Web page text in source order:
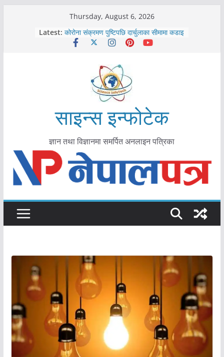
Thursday, August 6, 2026
Latest:
काभ्रेपलाञ्चोकमा आयुर्वेद स्वास्थ्योपचारतर्फ
आकर्षण बढ्दै
कोरोना संक्रमण पुष्टिपछि दार्चुलाका सीमामा कडाइ
मकवानपुरमा खोरेत रोग विरुद्धको खोप लगाउन
आयुर्वेद चिकित्सा प्रणालीको भूमिका महत्वपूर्ण छ :
मुख्यमन्त्री शाह
साइन्स इन्फोटेक
ज्ञान तथा विज्ञानमा समर्पित अनलाइन पत्रिका